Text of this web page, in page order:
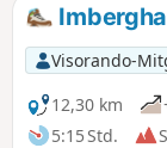
Visorando-
12,30 km
5:15 Std.